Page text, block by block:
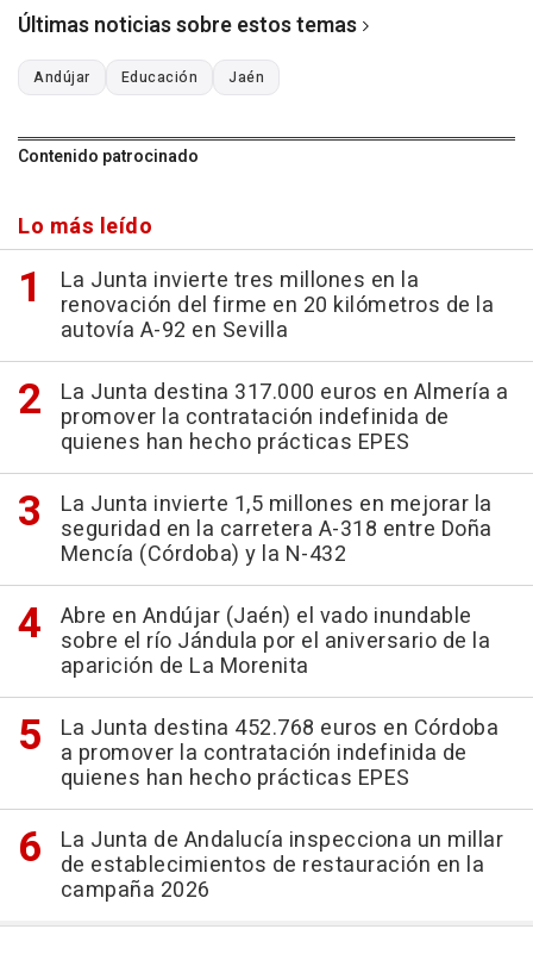
Últimas noticias sobre estos temas
Andújar Educación Jaén
Contenido patrocinado
Lo más leído
La Junta invierte tres millones en la
renovación del firme en 20 kilómetros de la
autovía A-92 en Sevilla
La Junta destina 317.000 euros en Almería a
promover la contratación indefinida de
quienes han hecho prácticas EPES
La Junta invierte 1,5 millones en mejorar la
seguridad en la carretera A-318 entre Doña
Mencía (Córdoba) y la N-432
Abre en Andújar (Jaén) el vado inundable
sobre el río Jándula por el aniversario de la
aparición de La Morenita
La Junta destina 452.768 euros en Córdoba
a promover la contratación indefinida de
quienes han hecho prácticas EPES
La Junta de Andalucía inspecciona un millar
de establecimientos de restauración en la
campaña 2026